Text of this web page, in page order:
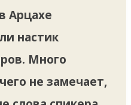
Арцахе
настик
Много
не замечает,